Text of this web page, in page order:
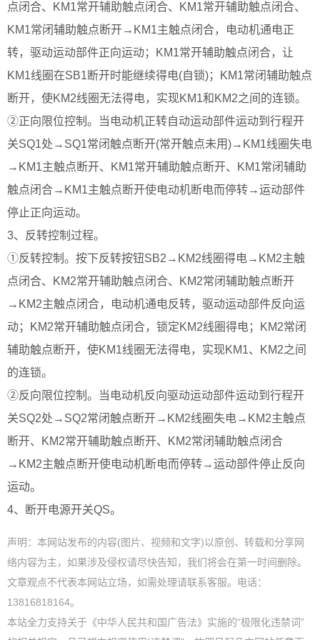
点闭合、KM1常开辅助触点闭合、KM1常开辅助触点闭合、
KM1常闭辅助触点断开→KM1主触点闭合，电动机通电正
转，驱动运动部件正向运动；KM1常开辅助触点闭合，让
KM1线圈在SB1断开时能继续得电(自锁)；KM1常闭辅助触点
断开，使KM2线圈无法得电，实现KM1和KM2之间的连锁。
②正向限位控制。当电动机正转自动运动部件运动到行程开
关SQ1处→SQ1常闭触点断开(常开触点未用)→KM1线圈失电
→KM1主触点断开、KM1常开辅助触点断开、KM1常闭辅助
触点闭合→KM1主触点断开使电动机断电而停转→运动部件
停止正向运动。
3、反转控制过程。
①反转控制。按下反转按钮SB2→KM2线圈得电→KM2主触
点闭合、KM2常开辅助触点闭合、KM2常闭辅助触点断开
→KM2主触点闭合，电动机通电反转，驱动运动部件反向运
动；KM2常开辅助触点闭合，锁定KM2线圈得电；KM2常闭
辅助触点断开，使KM1线圈无法得电，实现KM1、KM2之间
的连锁。
②反向限位控制。当电动机反向驱动运动部件运动到行程开
关SQ2处→SQ2常闭触点断开→KM2线圈失电→KM2主触点
断开、KM2常开辅助触点断开、KM2常闭辅助触点闭合
→KM2主触点断开使电动机断电而停转→运动部件停止反向
运动。
4、断开电源开关QS。
声明：本网站发布的内容(图片、视频和文字)以原创、转载和分享网
络内容为主，如果涉及侵权请尽快告知，我们将会在第一时间删除。
文章观点不代表本网站立场，如需处理请联系客服。电话：
13816818164。
本站全力支持关于《中华人民共和国广告法》实施的“极限化违禁词”